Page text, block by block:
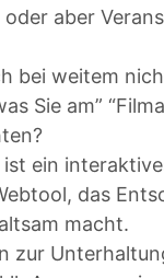
aber
bei weitem
Sie am”
ist ein
das
macht.
zur